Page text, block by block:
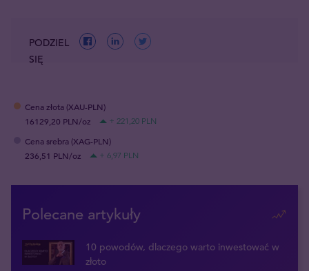
PODZIEL
SIĘ
Cena złota (XAU-PLN)
16129,20 PLN/oz
+ 221,20 PLN
Cena srebra (XAG-PLN)
236,51 PLN/oz
+ 6,97 PLN
Polecane artykuły
10 powodów, dlaczego warto inwestować w
złoto